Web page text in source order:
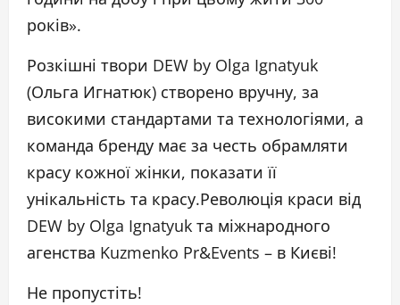
років».
Розкішні твори DEW by Olga Ignatyuk
(Ольга Игнатюк) створено вручну, за
високими стандартами та технологіями, а
команда бренду має за честь обрамляти
красу кожної жінки, показати її
унікальність та красу.Революція краси від
DEW by Olga Ignatyuk та міжнародного
агенства Kuzmenko Pr&Events – в Києві!
Не пропустіть!